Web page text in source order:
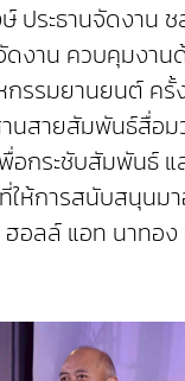
ประธานจัดงาน
ดงาน ควบคุมงาน
กรรมยานยนต์ ครั้
นสายสัมพันธ์สื่อม
พื่อกระชับสัมพันธ์
ห้การสนับสนุนม
อลล์ แอท นาทอง